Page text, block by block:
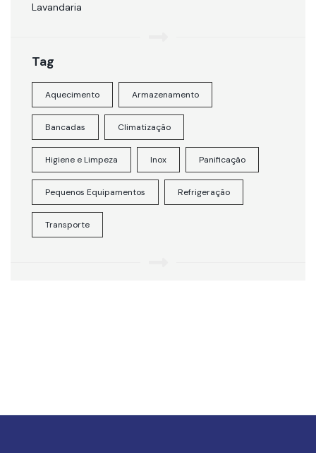
Lavandaria
Tag
Aquecimento Armazenamento
Bancadas Climatização
Higiene e Limpeza Inox Panificação
Pequenos Equipamentos Refrigeração
Transporte